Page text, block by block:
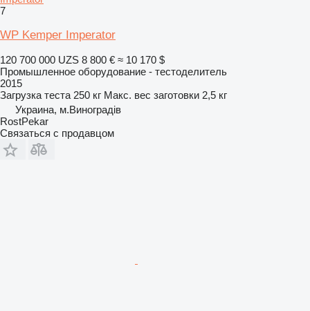
7
WP Kemper Imperator
120 700 000 UZS 8 800 € ≈ 10 170 $
Промышленное оборудование - тестоделитель
2015
Загрузка теста 250 кг Макс. вес заготовки 2,5 кг
Украина, м.Виноградів
RostPekar
Связаться с продавцом